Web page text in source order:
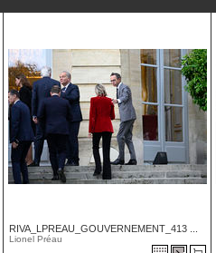
RIVA_LPREAU_GOUVERNEMENT_413 ...
Lionel Préau